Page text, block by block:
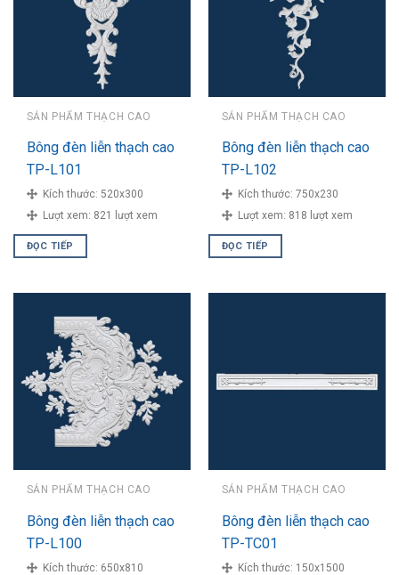
SẢN PHẨM THẠCH CAO
Bông đèn liễn thạch cao
TP-L101
Kích thước: 520x300
Lượt xem: 821 lượt xem
ĐỌC TIẾP
SẢN PHẨM THẠCH CAO
Bông đèn liễn thạch cao
TP-L102
Kích thước: 750x230
Lượt xem: 818 lượt xem
ĐỌC TIẾP
SẢN PHẨM THẠCH CAO
Bông đèn liễn thạch cao
TP-L100
Kích thước: 650x810
SẢN PHẨM THẠCH CAO
Bông đèn liễn thạch cao
TP-TC01
Kích thước: 150x1500